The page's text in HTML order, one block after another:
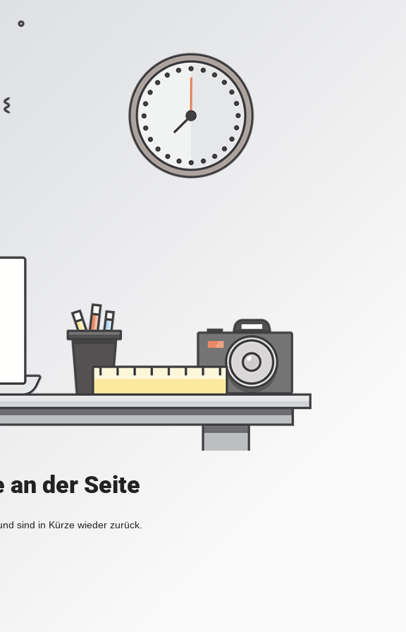
an der Seite
sind in Kürze wieder zurück.